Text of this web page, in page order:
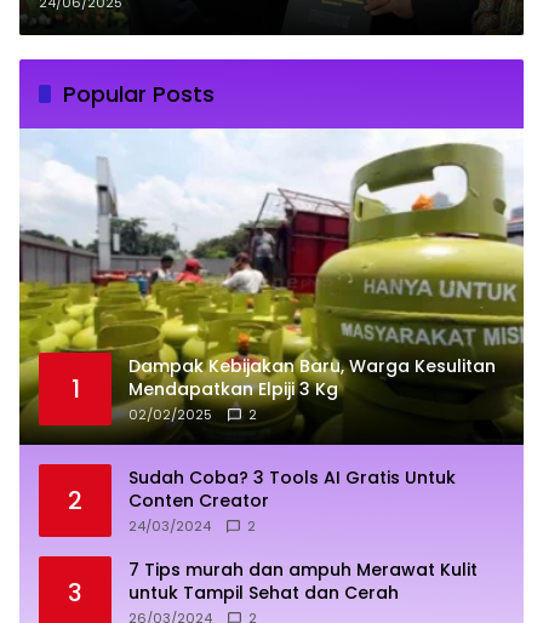
Popular Posts
1
Dampak Kebijakan Baru, Warga Kesulitan
Mendapatkan Elpiji 3 Kg
02/02/2025 2
2
Sudah Coba? 3 Tools AI Gratis Untuk
Conten Creator
24/03/2024 2
3
7 Tips murah dan ampuh Merawat Kulit
untuk Tampil Sehat dan Cerah
26/03/2024 2